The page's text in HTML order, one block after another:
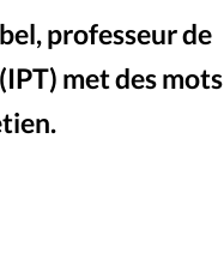
La boutique
À propos
professeur de
met des mots